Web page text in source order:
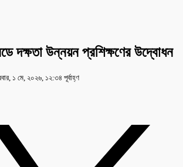
দক্ষতা উন্নয়ন প্রশিক্ষণের উদ্বোধন
১ মে, ২০২৬, ১২:৩৪ পূর্বাহ্ণ